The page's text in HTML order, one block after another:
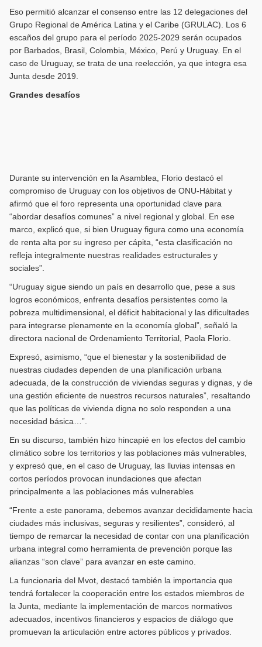
Eso permitió alcanzar el consenso entre las 12 delegaciones del
Grupo Regional de América Latina y el Caribe (GRULAC). Los 6
escaños del grupo para el período 2025-2029 serán ocupados
por Barbados, Brasil, Colombia, México, Perú y Uruguay. En el
caso de Uruguay, se trata de una reelección, ya que integra esa
Junta desde 2019.
Grandes desafíos
Durante su intervención en la Asamblea, Florio destacó el
compromiso de Uruguay con los objetivos de ONU-Hábitat y
afirmó que el foro representa una oportunidad clave para
“abordar desafíos comunes” a nivel regional y global. En ese
marco, explicó que, si bien Uruguay figura como una economía
de renta alta por su ingreso per cápita, “esta clasificación no
refleja integralmente nuestras realidades estructurales y
sociales”.
“Uruguay sigue siendo un país en desarrollo que, pese a sus
logros económicos, enfrenta desafíos persistentes como la
pobreza multidimensional, el déficit habitacional y las dificultades
para integrarse plenamente en la economía global”, señaló la
directora nacional de Ordenamiento Territorial, Paola Florio.
Expresó, asimismo, “que el bienestar y la sostenibilidad de
nuestras ciudades dependen de una planificación urbana
adecuada, de la construcción de viviendas seguras y dignas, y de
una gestión eficiente de nuestros recursos naturales”, resaltando
que las políticas de vivienda digna no solo responden a una
necesidad básica…”.
En su discurso, también hizo hincapié en los efectos del cambio
climático sobre los territorios y las poblaciones más vulnerables,
y expresó que, en el caso de Uruguay, las lluvias intensas en
cortos períodos provocan inundaciones que afectan
principalmente a las poblaciones más vulnerables
“Frente a este panorama, debemos avanzar decididamente hacia
ciudades más inclusivas, seguras y resilientes”, consideró, al
tiempo de remarcar la necesidad de contar con una planificación
urbana integral como herramienta de prevención porque las
alianzas “son clave” para avanzar en este camino.
La funcionaria del Mvot, destacó también la importancia que
tendrá fortalecer la cooperación entre los estados miembros de
la Junta, mediante la implementación de marcos normativos
adecuados, incentivos financieros y espacios de diálogo que
promuevan la articulación entre actores públicos y privados.